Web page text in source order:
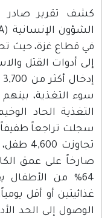
كشف تقرير صادر
في قطاع غزة، حيث
التغذية الحاد
سجلت تراجعاً طفيفاً
صارخاً على عمق
64% من
الوصول إلى الحد